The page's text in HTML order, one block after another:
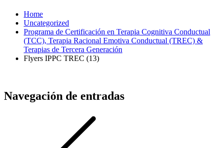
Home
Uncategorized
Programa de Certificación en Terapia Cognitiva Conductual
(TCC), Terapia Racional Emotiva Conductual (TREC) &
Terapias de Tercera Generación
Flyers IPPC TREC (13)
Navegación de entradas